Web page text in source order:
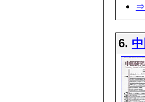
⇒
6.